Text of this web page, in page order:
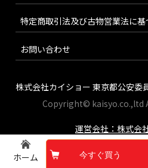
ホーム 今すぐ買う
特定商取引法及び古物営業法に
お問い合わせ
株式会社カイショー 東京都公安委
Copyright© kaisyo.co.,ltd
運営会社：株式会